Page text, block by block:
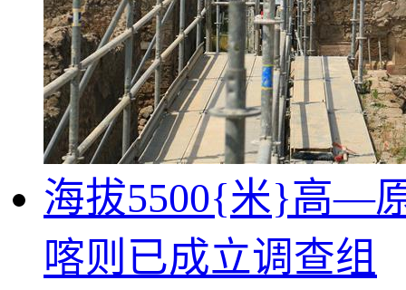
海拔5500{米}高—
喀则已成立调查组